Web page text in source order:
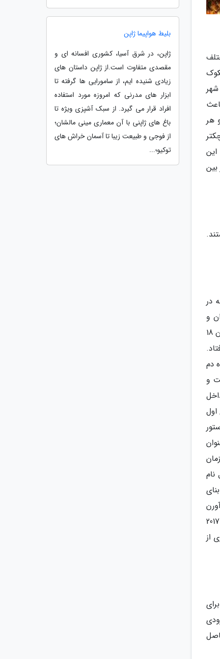
هر
مخروطی شکل و 4 بنای کوچکتر
در
و
دریانوردان زمانیکه به اسکله نزدیک می شدند، به این معبد تعظیم می کردند و احترام خودشان را نشان می دادند. در قرن 18
دم
و
راتچاوارارام تغییر پیدا کرد. در زمان حکومت رامای پنجم، وات آرون دوباره مورد بازسازی قرار گرفت. بین سال های 2013 تا 2017
از
و برای
بلیت ورودی
تلفن 006628912185 تماس حاصل
بلیط هواپیما ژاپن
ژاپن، در شرق آسیا، کشوری افسانه ای و
مقصدی متفاوت است.از ژاپن داستان های
زیادی شنیده ایم، از سامورایی ها گرفته تا
ابزار های مدرنی که امروزه مورد استفاده
افراد قرار می گیرد. از سبک آشپزی ویژه تا
باغ های ژاپنی با آن معماری مینی مالشان؛
از فوجی و طبیعت زیبا تا آسمان خراش های
توکیو؛...